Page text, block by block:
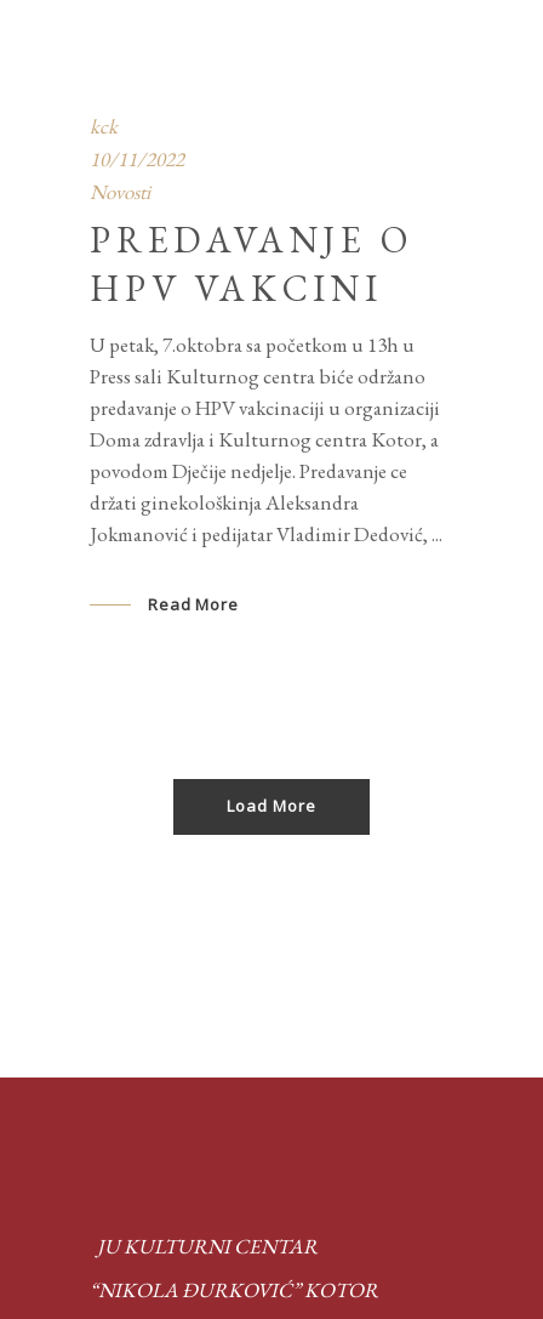
kck
10/11/2022
Novosti
PREDAVANJE O
HPV VAKCINI
U petak, 7.oktobra sa početkom u 13h u
Press sali Kulturnog centra biće održano
predavanje o HPV vakcinaciji u organizaciji
Doma zdravlja i Kulturnog centra Kotor, a
povodom Dječije nedjelje. Predavanje ce
držati ginekološkinja Aleksandra
Jokmanović i pedijatar Vladimir Dedović,
Read More
Load More
JU KULTURNI CENTAR
“NIKOLA ĐURKOVIĆ” KOTOR